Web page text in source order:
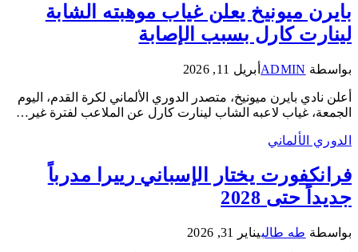
بايرن ميونيخ يعلن غياب موهبته الشابة
لينارت كارل بسبب الإصابة
بواسطة ADMIN أبريل 11, 2026
أعلن نادي بايرن ميونيخ، متصدر الدوري الألماني لكرة القدم، اليوم
الجمعة، غياب لاعبه الشاب لينارت كارل عن الملاعب لفترة غير…
الدوري الألماني
فرانكفورت يختار الإسباني رييرا مدرباً
جديداً حتى 2028
بواسطة طه طالبيناير 31, 2026